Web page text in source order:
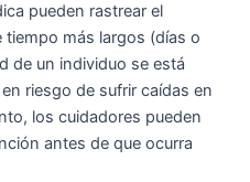
pueden rastrear el
más largos (días o
de un individuo se está
riesgo de sufrir caídas en
los cuidadores pueden
antes de que ocurra